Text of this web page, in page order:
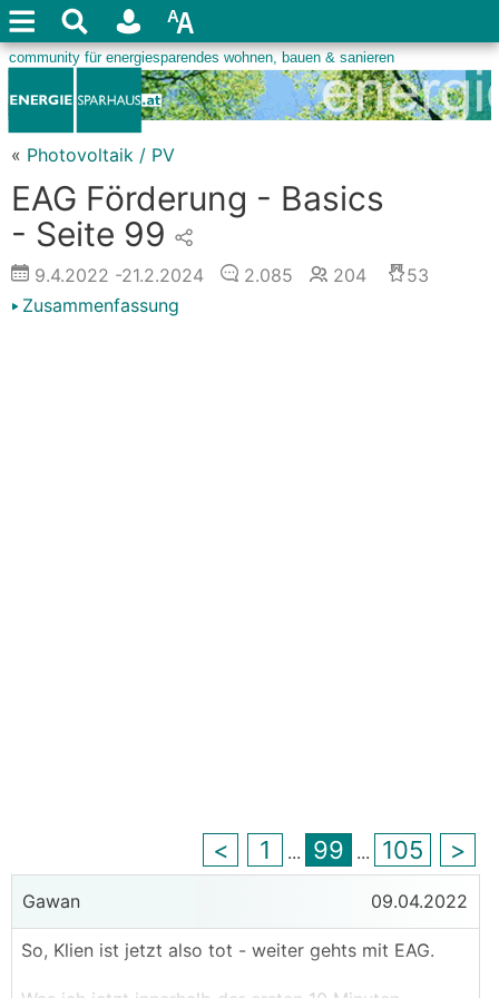
« Photovoltaik / PV
EAG Förderung - Basics
- Seite 99
9.4.2022 -21.2.2024 2.085 204
53
Zusammenfassung
< 1 ... 99 ... 105 >
Gawan 09.04.2022
So, Klien ist jetzt also tot - weiter gehts mit EAG.